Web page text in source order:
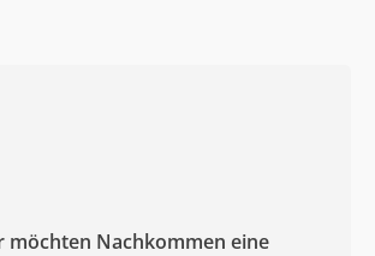
möchten Nachkommen eine